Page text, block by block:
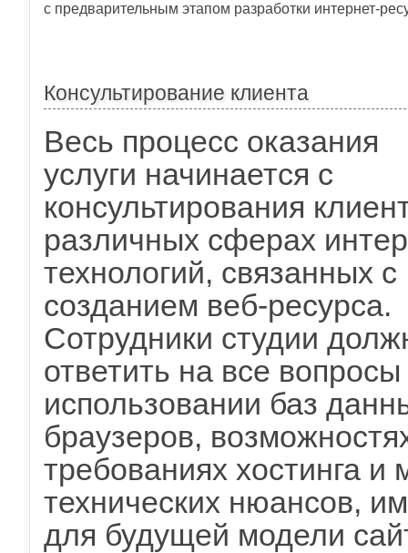
с предварительным этапом разработки интернет-
Консультирование клиента
Весь процесс оказания
услуги начинается с
консультирования
различных сферах
технологий, связанных с
созданием веб-ресурса.
Сотрудники студии
ответить на все
использовании баз
браузеров,
требованиях хостинга и
технических нюансов,
для будущей модели